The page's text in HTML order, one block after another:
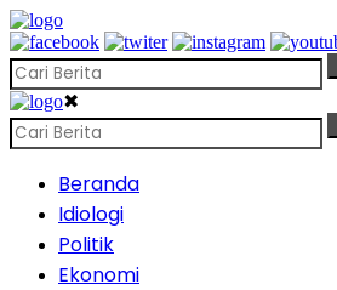
✖
Beranda
Idiologi
Politik
Ekonomi